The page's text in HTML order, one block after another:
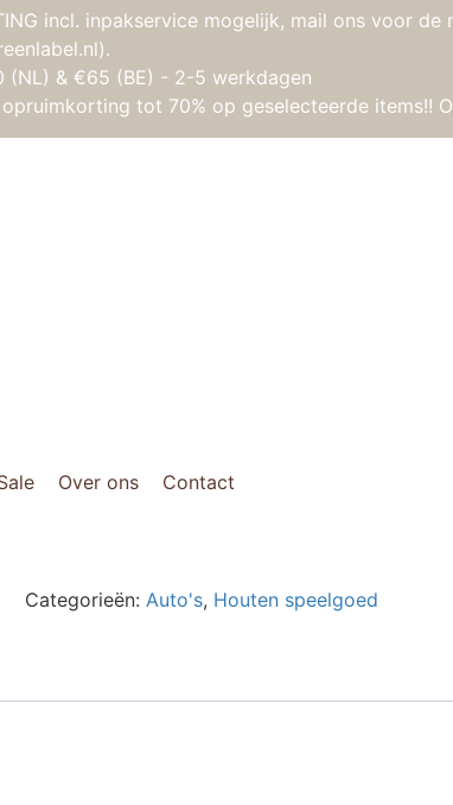
incl. inpakservice mogelijk, mail ons voor de
(NL) & €65 (BE) - 2-5 werkdagen
tot 70% op geselecteerde items!!
Over ons Contact
Crossroads
Categorieën: Auto's, Houten speelgoed